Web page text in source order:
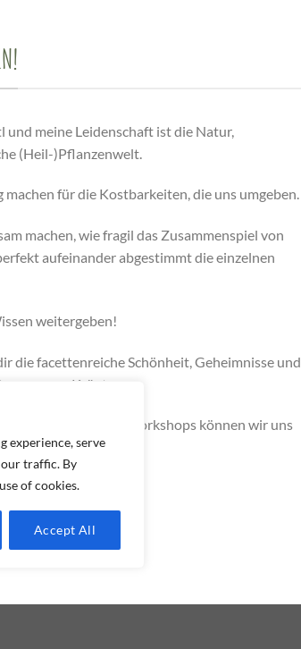
experience, serve
our traffic. By
of cookies.
Accept All
und meine Leidenschaft ist die Natur,
(Heil-)Pflanzenwelt.
machen für die Kostbarkeiten, die uns umgeben.
machen, wie fragil das Zusammenspiel von
aufeinander abgestimmt die einzelnen
weitergeben!
die facettenreiche Schönheit, Geheimnisse und
unserer Kräuter.
oder in Workshops können wir uns